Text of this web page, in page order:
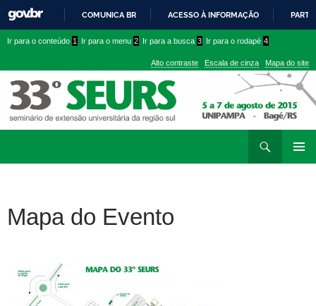
PARA
CONTEÚDO
COMUNICA BR ACESSO À INFORMAÇÃO
conteúdo
menu
superior
Ir para o conteúdo 1 Ir para o menu 2 Ir para a busca 3 Ir para o rodapé 4
Alto contraste Escala de cinza Mapa do site
Mapa do Evento